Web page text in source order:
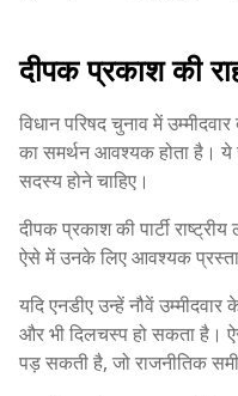
दीपक प्रकाश की
विधान परिषद चुनाव में
का समर्थन आवश्यक होता है। ये
सदस्य होने चाहिए।
दीपक प्रकाश की पार्टी
ऐसे में उनके लिए आवश्यक
यदि एनडीए उन्हें नौवें
और भी दिलचस्प हो सकता है।
पड़ सकती है, जो राजनीतिक